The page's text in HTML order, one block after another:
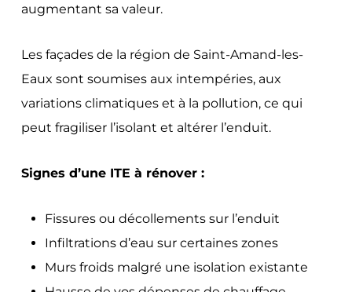
augmentant sa valeur.
Les façades de la région de Saint-Amand-les-
Eaux sont soumises aux intempéries, aux
variations climatiques et à la pollution, ce qui
peut fragiliser l’isolant et altérer l’enduit.
Signes d’une ITE à rénover :
Fissures ou décollements sur l’enduit
Infiltrations d’eau sur certaines zones
Murs froids malgré une isolation existante